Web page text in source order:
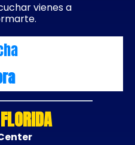
vienes a